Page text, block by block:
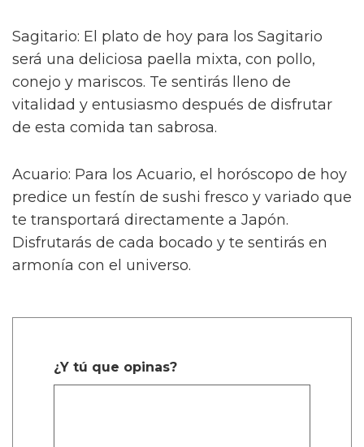
Sagitario: El plato de hoy para los Sagitario
será una deliciosa paella mixta, con pollo,
conejo y mariscos. Te sentirás lleno de
vitalidad y entusiasmo después de disfrutar
de esta comida tan sabrosa.
Acuario: Para los Acuario, el horóscopo de hoy
predice un festín de sushi fresco y variado que
te transportará directamente a Japón.
Disfrutarás de cada bocado y te sentirás en
armonía con el universo.
¿Y tú que opinas?